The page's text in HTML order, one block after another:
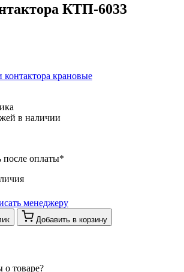
КТП-6033
крановые
в наличии
оплаты*
менеджеру
Добавить в корзину
о товаре?